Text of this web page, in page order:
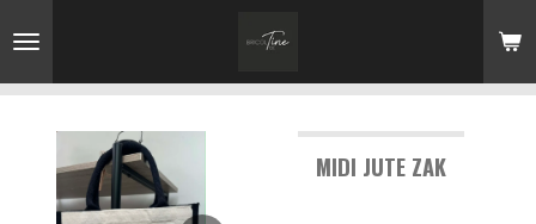
direct
naar
hoofdinhoud
MIDI JUTE ZAK